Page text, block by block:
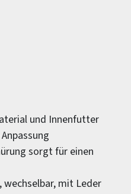
und Innenfutter
sorgt für einen
mit Leder